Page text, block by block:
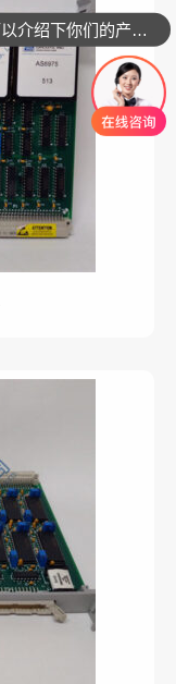
你们是怎么收费的呢